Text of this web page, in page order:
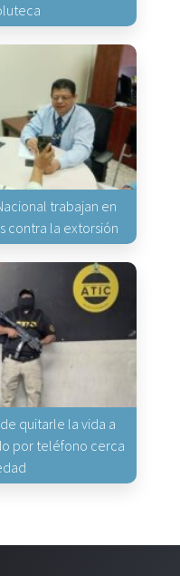
trabajan en
contra la extorsión
quitarle la vida a
por teléfono cerca